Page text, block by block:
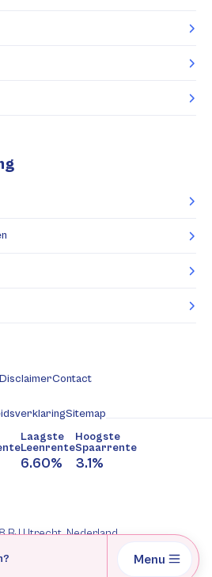
DisclaimerContact
Sitemap
Laagste
Leenrente
6.60%
Hoogste
Spaarrente
3.1%
BJ Utrecht, Nederland
Menu